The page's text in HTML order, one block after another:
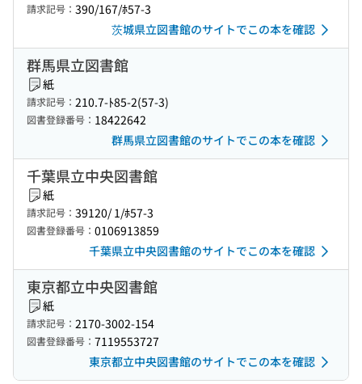
請求記号： 390/167/ﾎ57-3
茨城県立図書館のサイトでこの本を確認
群馬県立図書館
紙
請求記号： 210.7-ﾄ85-2(57-3)
図書登録番号： 18422642
群馬県立図書館のサイトでこの本を確認
千葉県立中央図書館
紙
請求記号： 39120/ 1/ﾎ57-3
図書登録番号： 0106913859
千葉県立中央図書館のサイトでこの本を確認
東京都立中央図書館
紙
請求記号： 2170-3002-154
図書登録番号： 7119553727
東京都立中央図書館のサイトでこの本を確認